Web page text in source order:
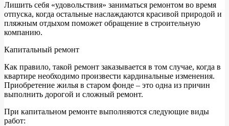
Лишить себя «удовольствия» заниматься ремонтом во время
отпуска, когда остальные наслаждаются красивой природой и
пляжным отдыхом поможет обращение в строительную
компанию.
Капитальный ремонт
Как правило, такой ремонт заказывается в том случае, когда в
квартире необходимо произвести кардинальные изменения.
Приобретение жилья в старом фонде – это одна из причин
выполнить дорогой и сложный ремонт.
При капитальном ремонте выполняются следующие виды
работ: